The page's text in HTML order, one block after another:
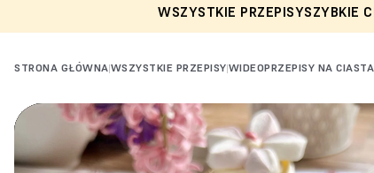
WSZYSTKIE PRZEPISYSZYBKIE
STRONA GŁÓWNA|WSZYSTKIE PRZEPISY|WIDEOPRZEPISY NA
Loading